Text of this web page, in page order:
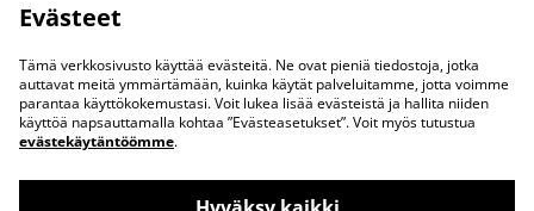
Evästeet
Tämä verkkosivusto käyttää evästeitä. Ne ovat pieniä tiedostoja, jotka
auttavat meitä ymmärtämään, kuinka käytät palveluitamme, jotta voimme
parantaa käyttökokemustasi. Voit lukea lisää evästeistä ja hallita niiden
käyttöä napsauttamalla kohtaa ”Evästeasetukset”. Voit myös tutustua
evästekäytäntöömme.